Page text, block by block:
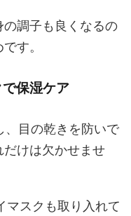
調子も良くなるの
す。
保湿ケア
目の乾きを防いで
けは欠かせませ
マスクも取り入れて